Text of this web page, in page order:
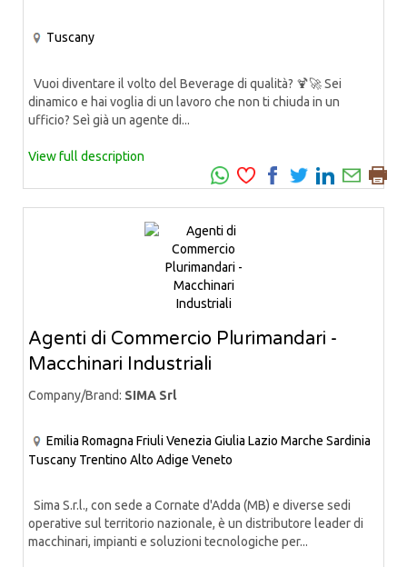
Tuscany
Vuoi diventare il volto del Beverage di qualità? 🍹🚀 Sei
dinamico e hai voglia di un lavoro che non ti chiuda in un
ufficio? Seì già un agente di...
View full description
Agenti di Commercio Plurimandari -
Macchinari Industriali
Company/Brand: SIMA Srl
Emilia Romagna Friuli Venezia Giulia Lazio Marche Sardinia
Tuscany Trentino Alto Adige Veneto
Sima S.r.l., con sede a Cornate d'Adda (MB) e diverse sedi
operative sul territorio nazionale, è un distributore leader di
macchinari, impianti e soluzioni tecnologiche per...